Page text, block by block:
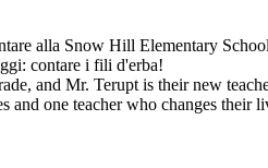
alla Snow Hill Elementary
contare i fili d'erba!
and Mr. Terupt is their new
and one teacher who changes their